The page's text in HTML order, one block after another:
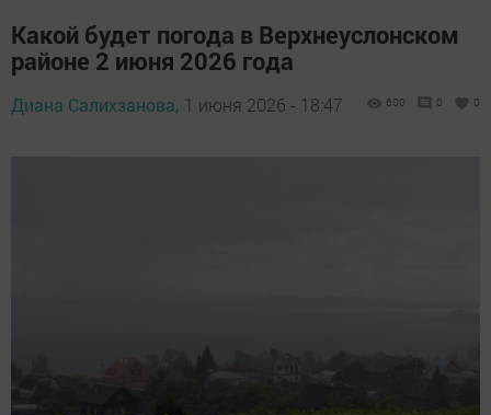
Какой будет погода в Верхнеуслонском
районе 2 июня 2026 года
Диана Салихзанова, 1 июня 2026 - 18:47 600 0 0